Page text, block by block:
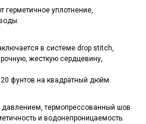
герметичное уплотнение,
в системе drop stitch,
жесткую сердцевину,
фунтов на квадратный дюйм.
термопрессованный шов
и водонепроницаемость.